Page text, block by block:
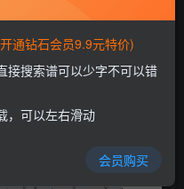
员通钻石会员9.9元特价)
接搜索谱可以少字不可以错
，可以左右滑动
会员购买